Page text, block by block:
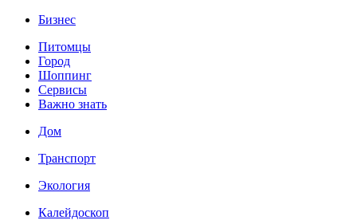
Бизнес
Питомцы
Город
Шоппинг
Сервисы
Важно знать
Дом
Транспорт
Экология
Калейдоскоп